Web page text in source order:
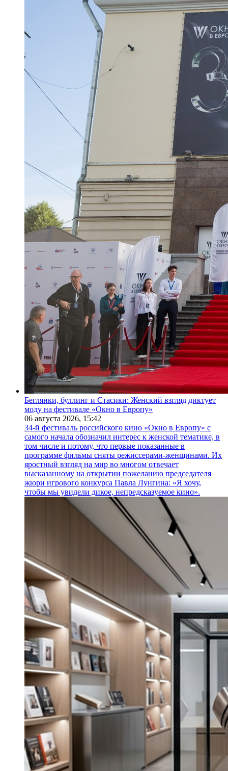
Беглянки, буллинг и Стасики: Женский взгляд диктует
моду на фестивале «Окно в Европу»
06 августа 2026, 15:42
34-й фестиваль российского кино «Окно в Европу» с
самого начала обозначил интерес к женской тематике, в
том числе и потому, что первые показанные в
программе фильмы сняты режиссерами-женщинами. Их
яростный взгляд на мир во многом отвечает
высказанному на открытии пожеланию председателя
жюри игрового конкурса Павла Лунгина: «Я хочу,
чтобы мы увидели дикое, непредсказуемое кино».